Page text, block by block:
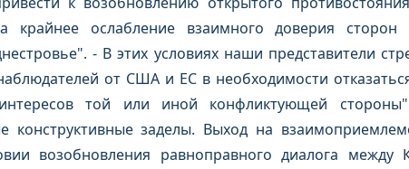
крайнее ослабление взаимного доверия сторон
- В этих условиях наши представители
от США и ЕС в необходимости
интересов той или иной конфликтующей
конструктивные заделы. Выход на
возобновления равноправного диалога